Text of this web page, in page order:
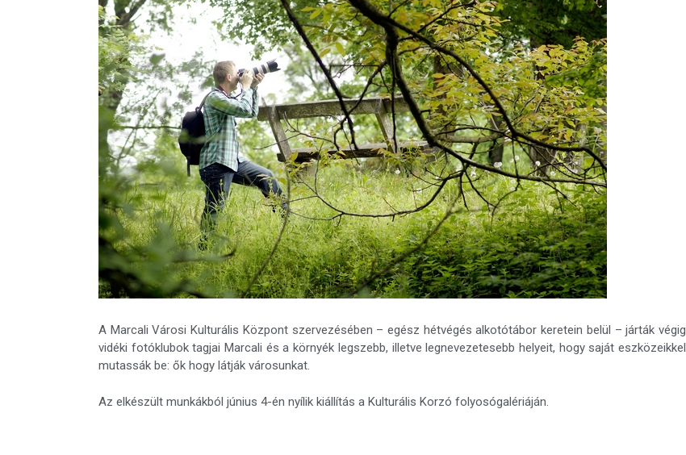
A Marcali Városi Kulturális Központ szervezésében – egész hétvégés alkotótábor keretein belül – járták végig
vidéki fotóklubok tagjai Marcali és a környék legszebb, illetve legnevezetesebb helyeit, hogy saját eszközeikkel
mutassák be: ők hogy látják városunkat.
Az elkészült munkákból június 4-én nyílik kiállítás a Kulturális Korzó folyosógalériáján.